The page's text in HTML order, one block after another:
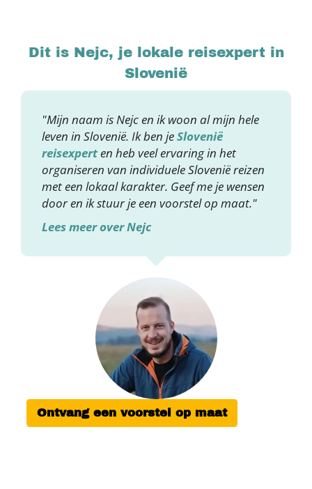
Dit is Nejc, je lokale reisexpert in
Slovenië
"Mijn naam is Nejc en ik woon al mijn hele
leven in Slovenië. Ik ben jeSlovenië
reisexperten heb veel ervaring in het
organiseren van individuele Slovenië reizen
met een lokaal karakter. Geef me je wensen
door en ik stuur je een voorstel op maat."
Lees meer over Nejc
Ontvang een voorstel op maat